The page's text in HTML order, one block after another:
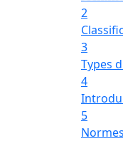
2
3
Types
4
5